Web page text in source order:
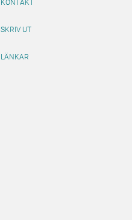
KONTAKT
SKRIV UT
LÄNKAR